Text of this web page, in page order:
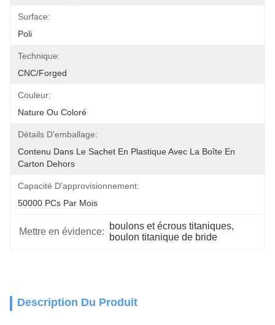
Surface:
Poli
Technique:
CNC/Forged
Couleur:
Nature Ou Coloré
Détails D'emballage:
Contenu Dans Le Sachet En Plastique Avec La Boîte En
Carton Dehors
Capacité D'approvisionnement:
50000 PCs Par Mois
Mettre en évidence:
boulons et écrous titaniques,
boulon titanique de bride
Description Du Produit